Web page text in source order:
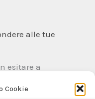
Cookie
alle tue
esitare a